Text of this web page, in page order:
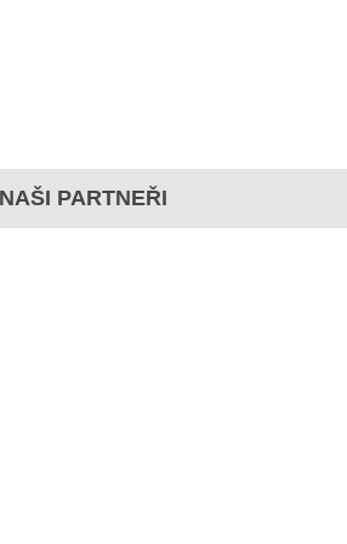
NAŠI PARTNEŘI